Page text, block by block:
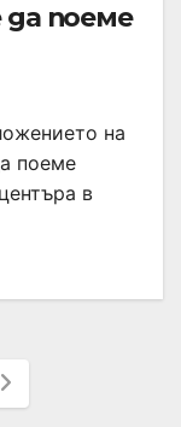
поеме
на
поеме
в